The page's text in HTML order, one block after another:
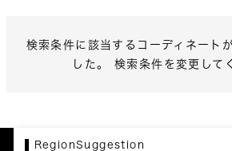
検索条件に該当するコーディネート
した。 検索条件を変更して
RegionSuggestion